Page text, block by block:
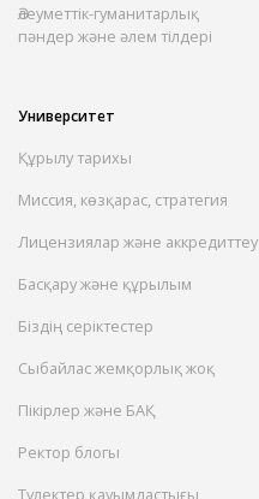
Әлеуметтік-гуманитарлық
пәндер және әлем тілдері
Университет
Құрылу тарихы
Миссия, көзқарас, стратегия
Лицензиялар және аккредиттеу
Басқару және құрылым
Біздің серіктестер
Сыбайлас жемқорлық жоқ
Пікірлер және БАҚ
Ректор блогы
Түлектер қауымдастығы